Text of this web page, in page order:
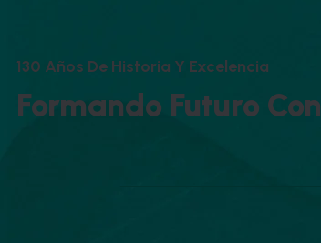
130 AÑOS DE HISTORIA Y EXCELENCIA
FORMANDO FUTURO CON